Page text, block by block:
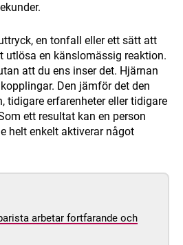
en tonfall eller ett sätt att
utlösa en känslomässig reaktion.
att du ens inser det. Hjärnan
Den jämför det den
tidigare erfarenheter eller tidigare
ett resultat kan en person
helt enkelt aktiverar något
arbetar fortfarande och